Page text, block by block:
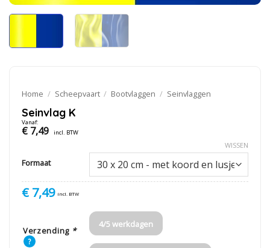
Home / Scheepvaart / Bootvlaggen / Seinvlaggen
Seinvlag K
Vanaf:
€7,49 incl. BTW
Formaat
WISSEN
€7,49 incl. BTW
Verzending *
?
4/5 werkdagen